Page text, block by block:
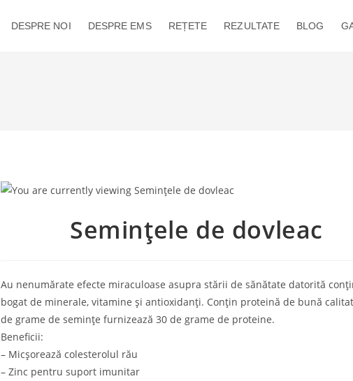
DESPRE NOI DESPRE EMS REȚETE REZULTATE BLOG
Semințele de dovleac
Au nenumărate efecte miraculoase asupra stării de sănătate datorită
bogat de minerale, vitamine şi antioxidanţi. Conțin proteină de bună
de grame de semințe furnizează 30 de grame de proteine.
Beneficii:
– Micşorează colesterolul rău
– Zinc pentru suport imunitar